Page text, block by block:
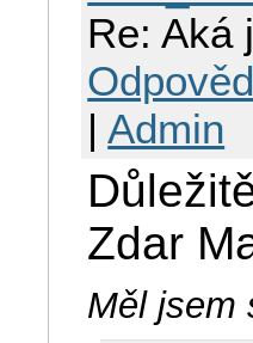
Re: Aká
| Admin
Zdar
Měl jsem